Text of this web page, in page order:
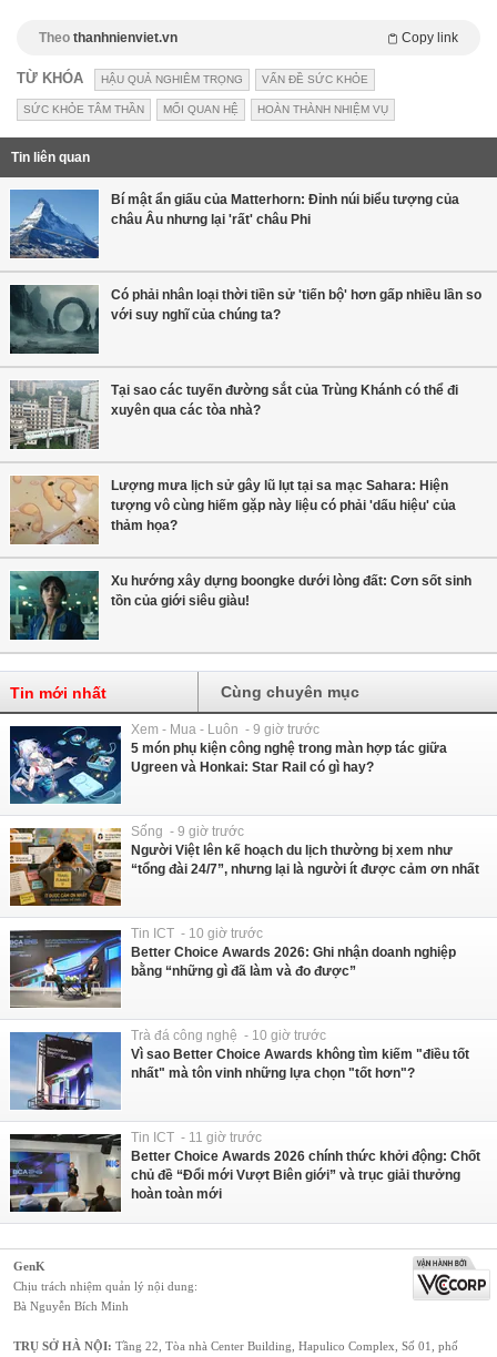
Theo thanhnienviet.vn Copy link
TỪ KHÓA HẬU QUẢ NGHIÊM TRỌNG VẤN ĐỀ SỨC KHỎE
SỨC KHỎE TÂM THẦN MỐI QUAN HỆ HOÀN THÀNH NHIỆM VỤ
Tin liên quan
Bí mật ẩn giấu của Matterhorn: Đỉnh núi biểu tượng của
châu Âu nhưng lại 'rất' châu Phi
Có phải nhân loại thời tiền sử 'tiến bộ' hơn gấp nhiều lần so
với suy nghĩ của chúng ta?
Tại sao các tuyến đường sắt của Trùng Khánh có thể đi
xuyên qua các tòa nhà?
Lượng mưa lịch sử gây lũ lụt tại sa mạc Sahara: Hiện
tượng vô cùng hiếm gặp này liệu có phải 'dấu hiệu' của
thảm họa?
Xu hướng xây dựng boongke dưới lòng đất: Cơn sốt sinh
tồn của giới siêu giàu!
Tin mới nhất Cùng chuyên mục
Xem - Mua - Luôn - 9 giờ trước
5 món phụ kiện công nghệ trong màn hợp tác giữa
Ugreen và Honkai: Star Rail có gì hay?
Sống - 9 giờ trước
Người Việt lên kế hoạch du lịch thường bị xem như
“tổng đài 24/7”, nhưng lại là người ít được cảm ơn nhất
Tin ICT - 10 giờ trước
Better Choice Awards 2026: Ghi nhận doanh nghiệp
bằng “những gì đã làm và đo được”
Trà đá công nghệ - 10 giờ trước
Vì sao Better Choice Awards không tìm kiếm "điều tốt
nhất" mà tôn vinh những lựa chọn "tốt hơn"?
Tin ICT - 11 giờ trước
Better Choice Awards 2026 chính thức khởi động: Chốt
chủ đề “Đổi mới Vượt Biên giới” và trục giải thưởng
hoàn toàn mới
GenK
Chịu trách nhiệm quản lý nội dung:
Bà Nguyễn Bích Minh
TRỤ SỞ HÀ NỘI: Tầng 22, Tòa nhà Center Building, Hapulico Complex, Số 01, phố